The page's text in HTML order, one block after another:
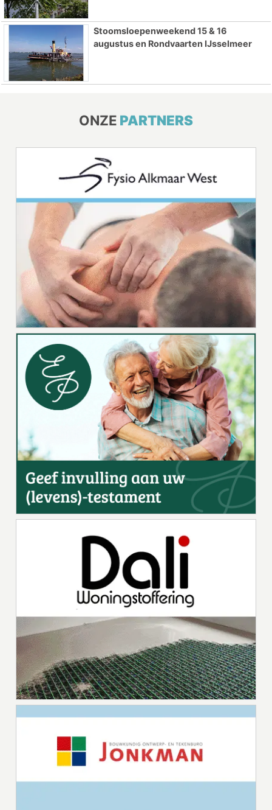
Stoomsloepenweekend 15 & 16
augustus en Rondvaarten IJsselmeer
ONZE PARTNERS